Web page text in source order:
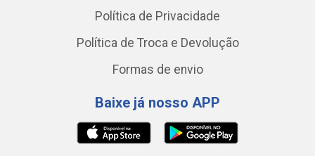
Política de Privacidade
Política de Troca e Devolução
Formas de envio
Baixe já nosso APP